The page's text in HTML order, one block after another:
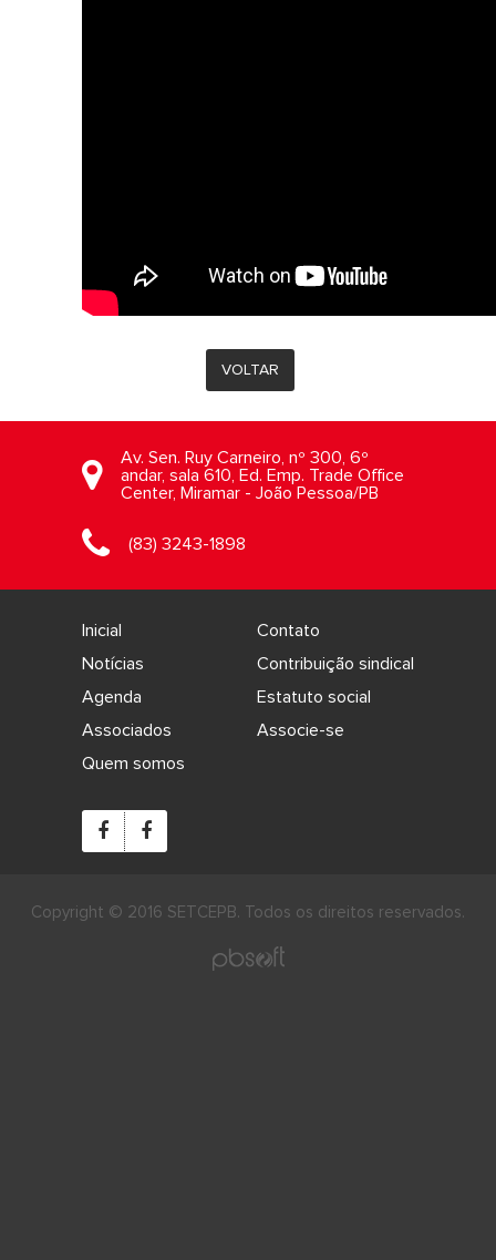
VOLTAR
Av. Sen. Ruy Carneiro, nº 300, 6º
andar, sala 610, Ed. Emp. Trade Office
Center, Miramar - João Pessoa/PB
(83) 3243-1898
Inicial
Notícias
Agenda
Associados
Quem somos
Contato
Contribuição sindical
Estatuto social
Associe-se
Copyright © 2016 SETCEPB. Todos os direitos reservados.